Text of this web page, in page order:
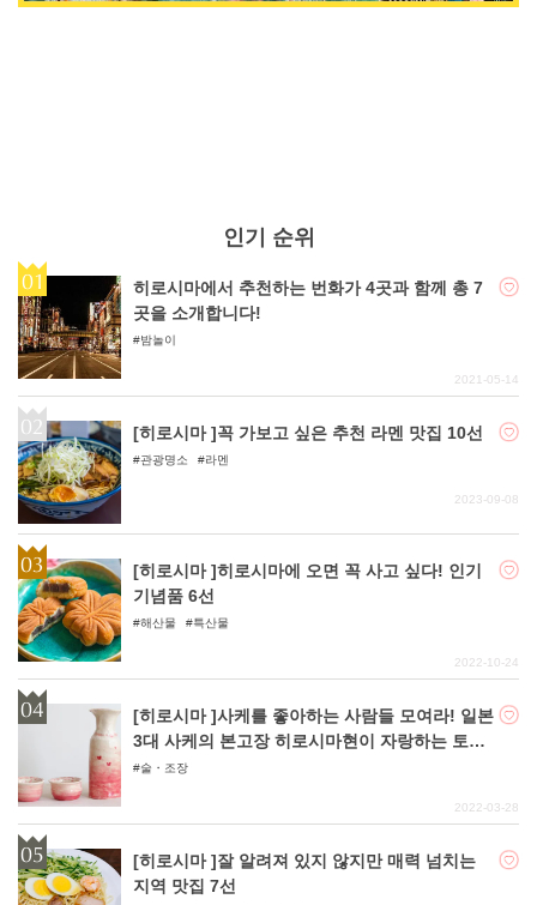
인기 순위
히로시마에서 추천하는 번화가 4곳과 함께 총 7
곳을 소개합니다!
밤놀이
2021-05-14
[히로시마 ]꼭 가보고 싶은 추천 라멘 맛집 10선
관광명소 라멘
2023-09-08
[히로시마 ]히로시마에 오면 꼭 사고 싶다! 인기
기념품 6선
해산물 특산물
2022-10-24
[히로시마 ]사케를 좋아하는 사람들 모여라! 일본
3대 사케의 본고장 히로시마현이 자랑하는 토종
사케를 소개합니다!
술・조장
2022-03-28
[히로시마 ]잘 알려져 있지 않지만 매력 넘치는
지역 맛집 7선